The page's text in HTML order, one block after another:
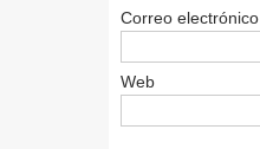
Correo electrónico
Web